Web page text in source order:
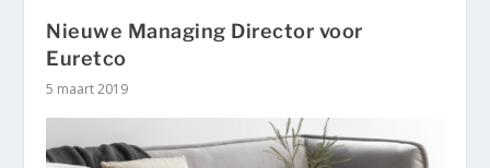
Nieuwe Managing Director voor
Euretco
5 maart 2019